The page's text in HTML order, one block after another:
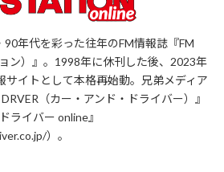
年代を彩った往年のFM情報誌『FM
ン）』。1998年に休刊した後、2023年
サイトとして本格再始動。兄弟メディア
（カー・アンド・ドライバー）』
ライバー online』
）。